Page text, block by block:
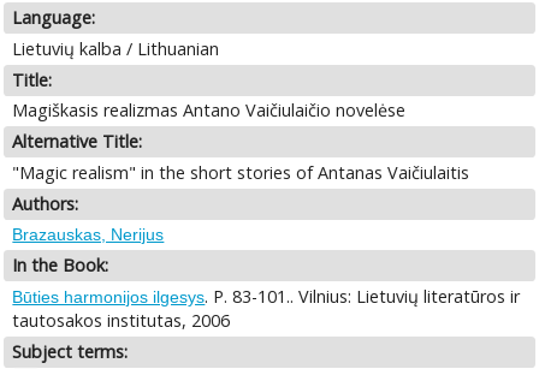
Language:
Lietuvių kalba / Lithuanian
Title:
Magiškasis realizmas Antano Vaičiulaičio novelėse
Alternative Title:
"Magic realism" in the short stories of Antanas Vaičiulaitis
Authors:
Brazauskas, Nerijus
In the Book:
Būties harmonijos ilgesys. P. 83-101.. Vilnius: Lietuvių literatūros ir
tautosakos institutas, 2006
Subject terms: